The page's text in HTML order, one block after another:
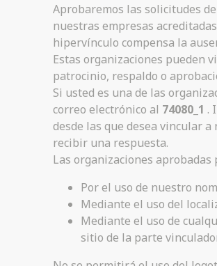
Aprobaremos las solicitudes
nuestras empresas
hipervínculo compensa la
Estas organizaciones pueden
patrocinio, respaldo o
Si usted es una de las
correo electrónico al 74080_1 .
desde las que desea vincular
recibir una respuesta.
Las organizaciones
Por el uso de nuestro
Mediante el uso del
Mediante el uso de
sitio de la parte